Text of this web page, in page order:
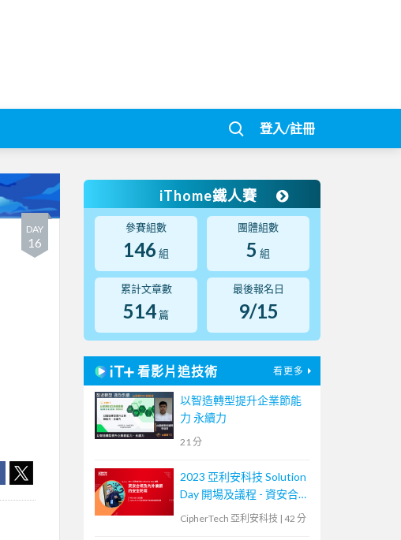
登入/註冊
DAY
16
iThome鐵人賽
參賽組數
146 組
團體組數
5 組
累計文章數
514 篇
最後報名日
9/15
看影片追技術 看更多
以智造轉型提升企業節能
力 永續力
21 分
2023 亞利安科技 Solution
Day 開場及議程 - 資安合
規及內外兼顧的安全防禦
CipherTech 亞利安科技 | 42 分